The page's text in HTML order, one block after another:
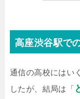
高座渋谷駅で
通信の高校にはい
したが、結局は「